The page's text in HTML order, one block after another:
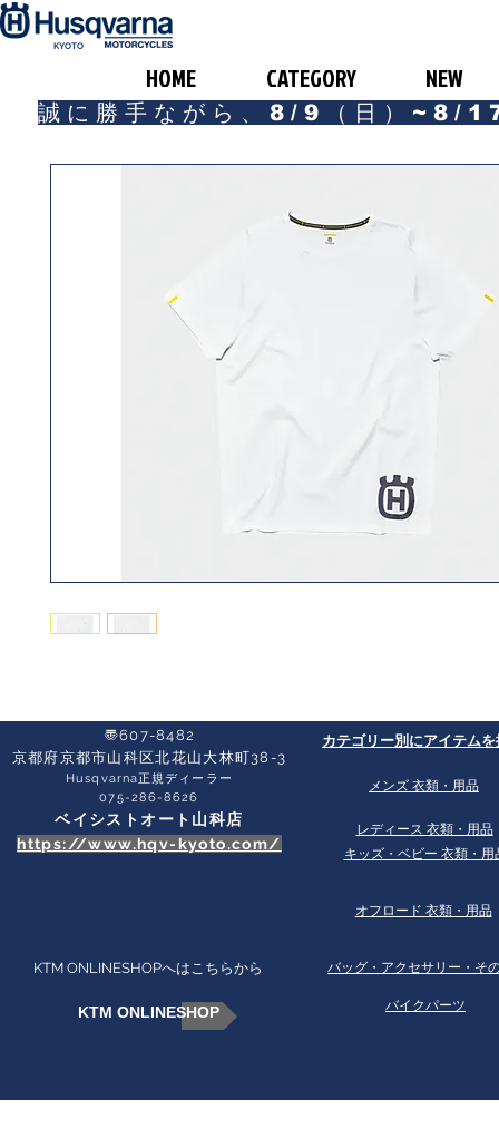
​KYOTO
HOME CATEGORY NEW
誠に勝手ながら、8/9（日）~8/
〠607-8482
京都府京都市山科区北花山大林町38-3​
Husqvarna正規ディーラー
​075-286-8626
ベイシストオート山科店
https://www.hqv-kyoto.com/
カテゴリー別にアイテムを
​メンズ 衣類・用品
​レディース 衣類・用品
キッズ・ベビー 衣類・用
オフロード 衣類・用品
KTM ONLINESHOPへはこちらから
KTM ONLINESHOP
バッグ・アクセサリー・そ
バイクパーツ